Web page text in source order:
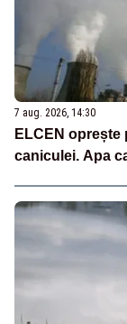
7 aug. 2026, 14:30
ELCEN oprește
caniculei. Apa